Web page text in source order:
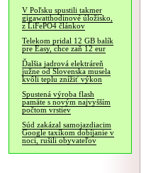
V Poľsku spustili takmer
gigawatthodinové úložisko,
z LiFePO4 článkov
Telekom pridal 12 GB balík
pre Easy, chce zaň 12 eur
Ďalšia jadrová elektráreň
južne od Slovenska musela
kvôli teplu znížiť výkon
Spustená výroba flash
pamäte s novým najvyšším
počtom vrstiev
Súd zakázal samojazdiacim
Google taxíkom dobíjanie v
noci, rušili obyvateľov